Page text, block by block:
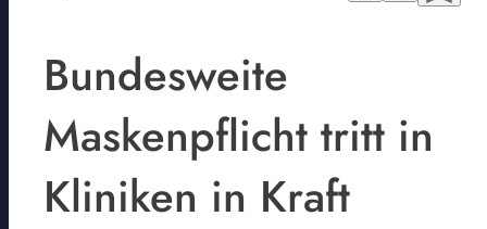
Bundesweite
Maskenpflicht tritt in
Kliniken in Kraft